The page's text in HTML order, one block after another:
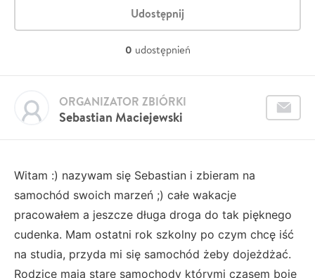
Udostępnij
0 udostępnień
Sebastian Maciejewski
ORGANIZATOR ZBIÓRKI
Witam :) nazywam się Sebastian i zbieram na
samochód swoich marzeń ;) całe wakacje
pracowałem a jeszcze długa droga do tak pięknego
cudenka. Mam ostatni rok szkolny po czym chcę iść
na studia, przyda mi się samochód żeby dojeżdżać.
Rodzice mają stare samochody którymi czasem boję